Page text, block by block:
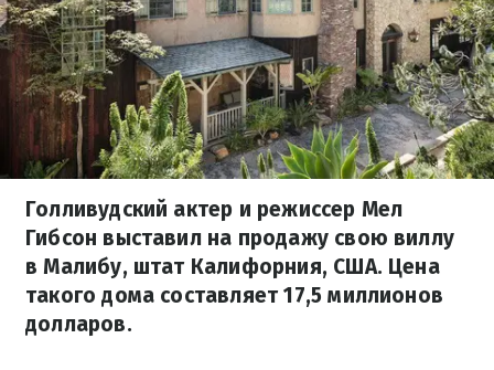
Голливудский актер и режиссер Мел
Гибсон выставил на продажу свою виллу
в Малибу, штат Калифорния, США. Цена
такого дома составляет 17,5 миллионов
долларов.